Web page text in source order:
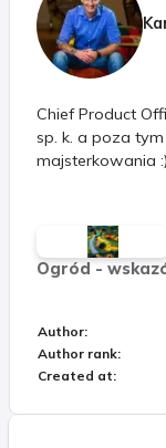
Chief Product
sp. k. a poza
majsterkowania :)
Ogród -
Author:
Author rank:
Created at: